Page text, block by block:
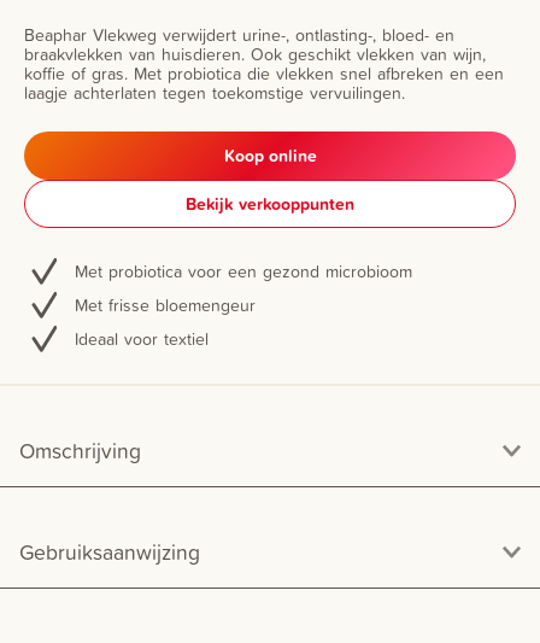
Beaphar Vlekweg verwijdert urine-, ontlasting-, bloed- en
braakvlekken van huisdieren. Ook geschikt vlekken van wijn,
koffie of gras. Met probiotica die vlekken snel afbreken en een
laagje achterlaten tegen toekomstige vervuilingen.
Koop online
Bekijk verkooppunten
Met probiotica voor een gezond microbioom
Met frisse bloemengeur
Ideaal voor textiel
Omschrijving
Gebruiksaanwijzing